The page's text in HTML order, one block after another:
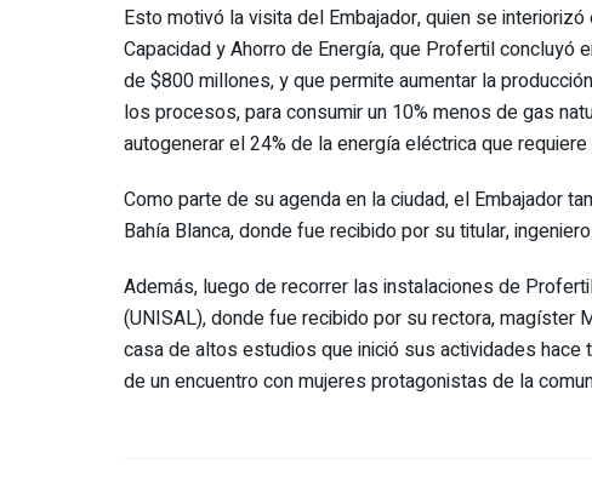
Esto motivó la visita del Embajador, quien se
Capacidad y Ahorro de Energía, que Profertil concluyó
de $800 millones, y que permite aumentar la
los procesos, para consumir un 10% menos de gas
autogenerar el 24% de la energía eléctrica que
Como parte de su agenda en la ciudad, el Embajador
Bahía Blanca, donde fue recibido por su titular,
Además, luego de recorrer las instalaciones de
(UNISAL), donde fue recibido por su rectora,
casa de altos estudios que inició sus actividades
de un encuentro con mujeres protagonistas de la